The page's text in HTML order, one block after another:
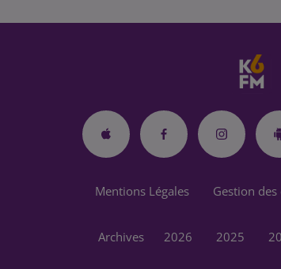
Mentions Légales Gestion des
Archives 2026 2025